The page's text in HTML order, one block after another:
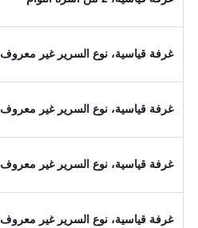
غرفة قياسية، نوع السرير غير معروف
غرفة قياسية، نوع السرير غير معروف
غرفة قياسية، نوع السرير غير معروف
غرفة قياسية، نوع السرير غير معروف